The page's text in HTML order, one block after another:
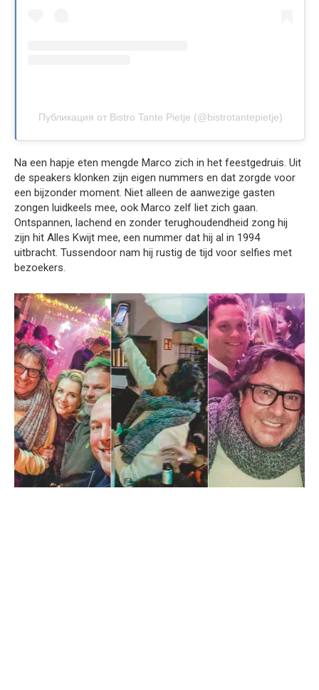
Публикация от Bistro Tante Pietje (@bistrotantepietje)
Na een hapje eten mengde Marco zich in het feestgedruis. Uit
de speakers klonken zijn eigen nummers en dat zorgde voor
een bijzonder moment. Niet alleen de aanwezige gasten
zongen luidkeels mee, ook Marco zelf liet zich gaan.
Ontspannen, lachend en zonder terughoudendheid zong hij
zijn hit Alles Kwijt mee, een nummer dat hij al in 1994
uitbracht. Tussendoor nam hij rustig de tijd voor selfies met
bezoekers.